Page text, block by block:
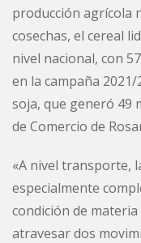
producción agrícola
cosechas, el cereal
nivel nacional, con
en la campaña
soja, que generó 49
de Comercio de
«A nivel transporte,
especialmente
condición de
atravesar dos